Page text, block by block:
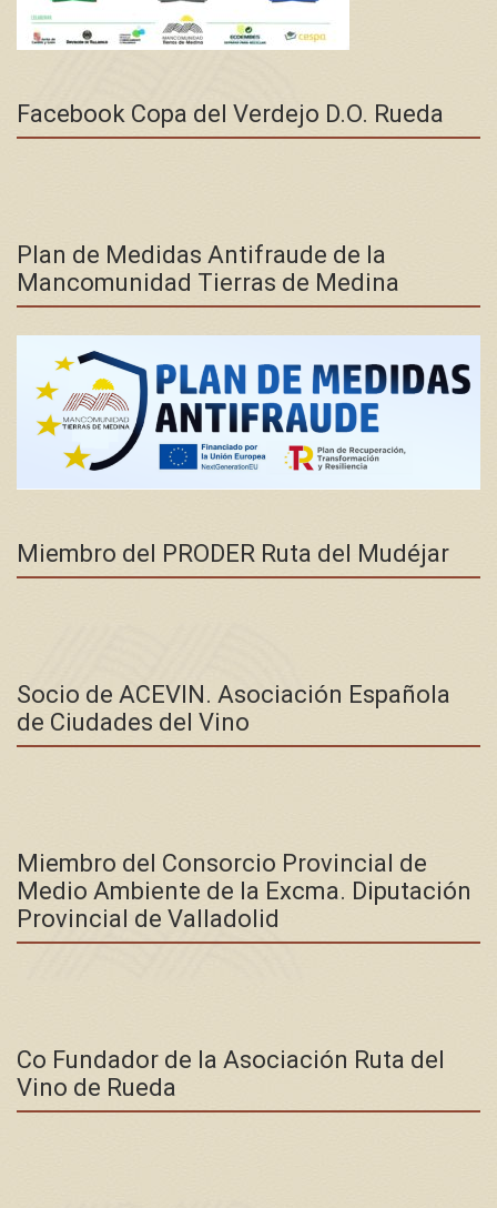
Facebook Copa del Verdejo D.O. Rueda
Plan de Medidas Antifraude de la
Mancomunidad Tierras de Medina
Miembro del PRODER Ruta del Mudéjar
Socio de ACEVIN. Asociación Española
de Ciudades del Vino
Miembro del Consorcio Provincial de
Medio Ambiente de la Excma. Diputación
Provincial de Valladolid
Co Fundador de la Asociación Ruta del
Vino de Rueda